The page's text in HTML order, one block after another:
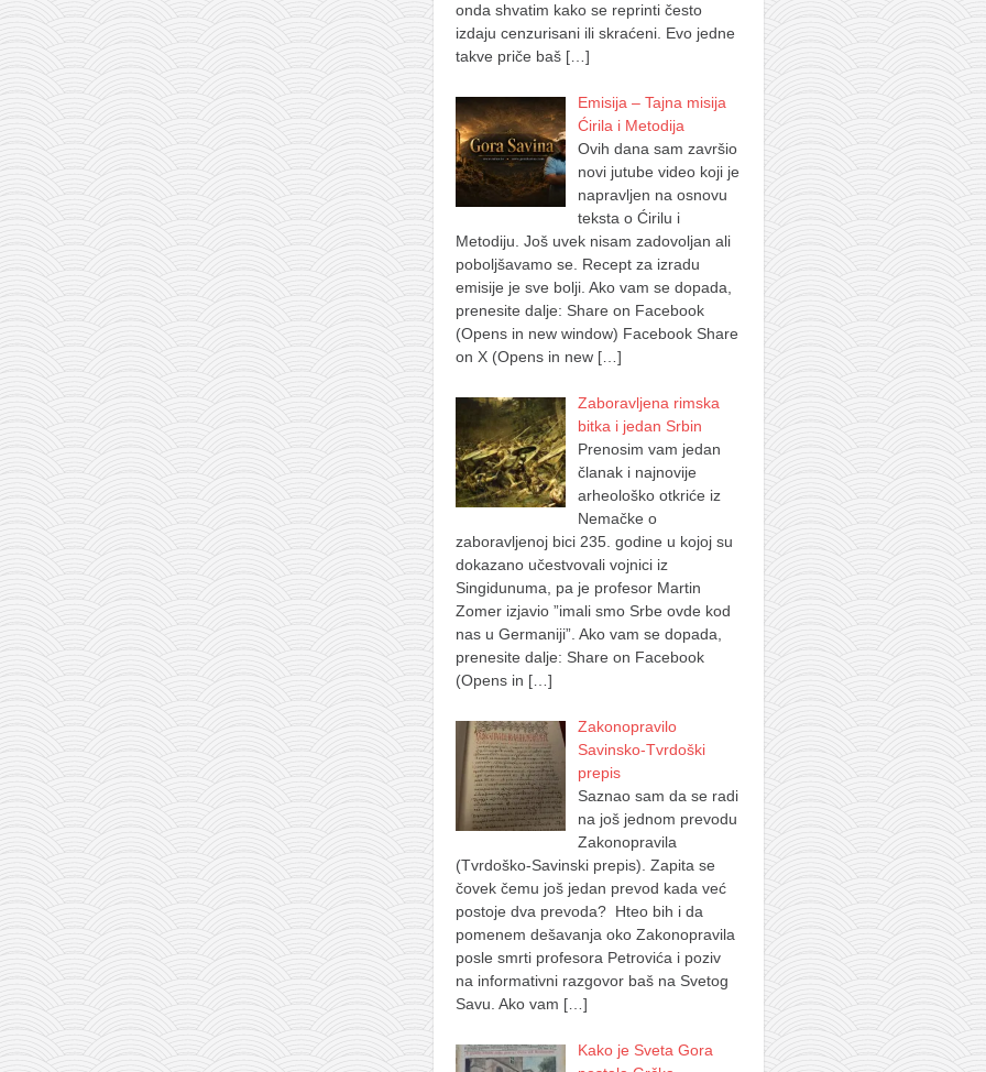
onda shvatim kako se reprinti često
izdaju cenzurisani ili skraćeni. Evo jedne
takve priče baš […]
Emisija – Tajna misija
Ćirila i Metodija
Ovih dana sam završio
novi jutube video koji je
napravljen na osnovu
teksta o Ćirilu i
Metodiju. Još uvek nisam zadovoljan ali
poboljšavamo se. Recept za izradu
emisije je sve bolji. Ako vam se dopada,
prenesite dalje: Share on Facebook
(Opens in new window) Facebook Share
on X (Opens in new […]
Zaboravljena rimska
bitka i jedan Srbin
Prenosim vam jedan
članak i najnovije
arheološko otkriće iz
Nemačke o
zaboravljenoj bici 235. godine u kojoj su
dokazano učestvovali vojnici iz
Singidunuma, pa je profesor Martin
Zomer izjavio ”imali smo Srbe ovde kod
nas u Germaniji”. Ako vam se dopada,
prenesite dalje: Share on Facebook
(Opens in […]
Zakonopravilo
Savinsko-Tvrdoški
prepis
Saznao sam da se radi
na još jednom prevodu
Zakonopravila
(Tvrdoško-Savinski prepis). Zapita se
čovek čemu još jedan prevod kada već
postoje dva prevoda? Hteo bih i da
pomenem dešavanja oko Zakonopravila
posle smrti profesora Petrovića i poziv
na informativni razgovor baš na Svetog
Savu. Ako vam […]
Kako je Sveta Gora